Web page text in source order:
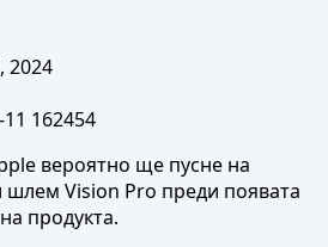
2024
вероятно ще пусне на
шлем Vision Pro преди появата
продукта.